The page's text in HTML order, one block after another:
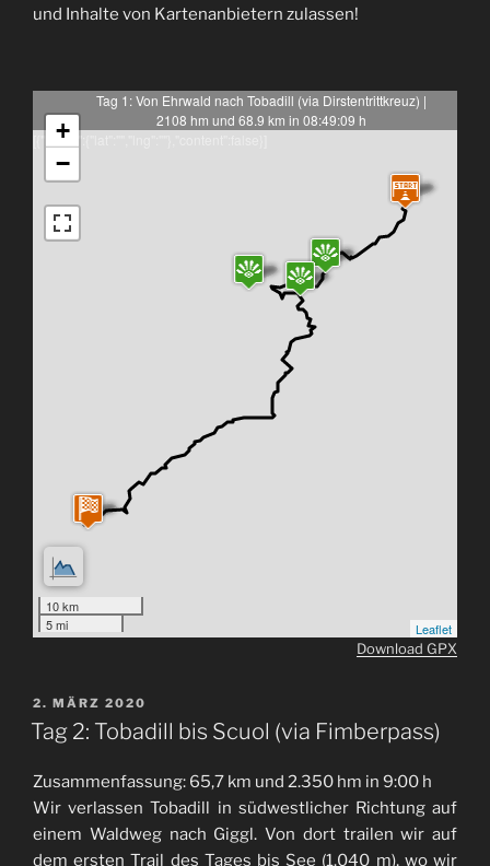
und Inhalte von Kartenanbietern zulassen!
Tag 1: Von Ehrwald nach Tobadill (via Dirstentrittkreuz) |
2108 hm und 68.9 km in 08:49:09 h
[{"latlng":{"lat":"","lng":""},"content":false}]
+
−
10 km
5 mi
Leaflet
Download GPX
VERÖFFENTLICHT
AM
2. MÄRZ 2020
Tag 2: Tobadill bis Scuol (via Fimberpass)
Zusammenfassung: 65,7 km und 2.350 hm in 9:00 h
Wir verlassen Tobadill in südwestlicher Richtung auf
einem Waldweg nach Giggl. Von dort trailen wir auf
dem ersten Trail des Tages bis See (1.040 m), wo wir